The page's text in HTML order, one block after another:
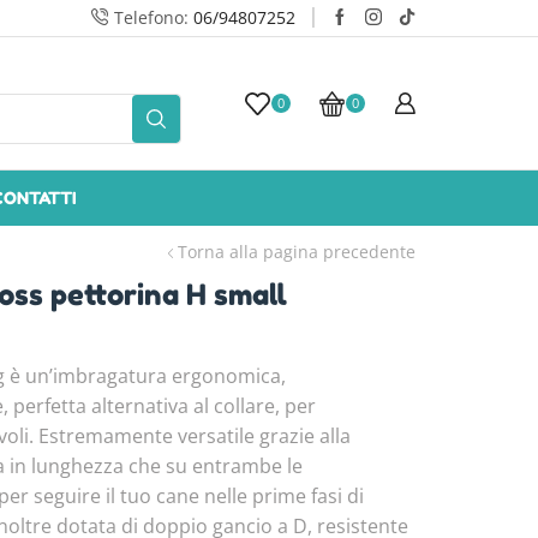
Telefono: 06/94807252
0 0
Torna alla pagina precedente
pettorina H small
un’imbragatura ergonomica,
perfetta alternativa al collare, per
Estremamente versatile grazie alla
lunghezza che su entrambe le
seguire il tuo cane nelle prime fasi di
dotata di doppio gancio a D, resistente